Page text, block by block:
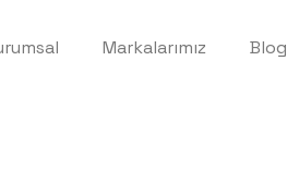
Markalarımız Blog